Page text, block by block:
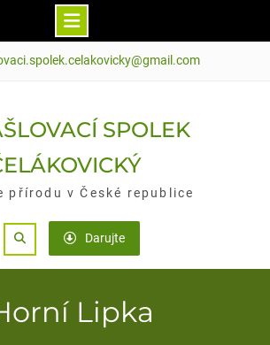
SPOLEK
přírodu v České republice
Search Darujte
Lipka